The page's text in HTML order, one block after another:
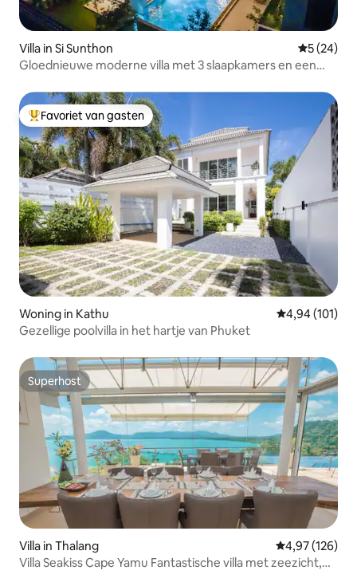
Villa in Si Sunthon
5 (24)
Gloednieuwe moderne villa met 3 slaapkamers en een
Topfavoriet van gasten
Favoriet van gasten
Woning in Kathu Gemiddelde
4,94 (101)
Gezellige poolvilla in het hartje van Phuket
Superhost
Superhost
Villa in Thalang Gemiddelde
4,97 (126)
Villa Seakiss Cape Yamu Fantastische villa met zeezicht,